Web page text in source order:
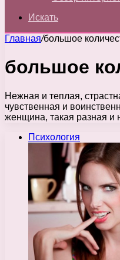
Искать
Главная/большое
большое
Нежная и теплая,
чувственная и
женщина, такая разная и
Психология